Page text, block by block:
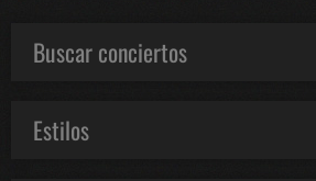
Buscar conciertos
Estilos